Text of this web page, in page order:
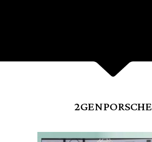
2GENPORSCHE